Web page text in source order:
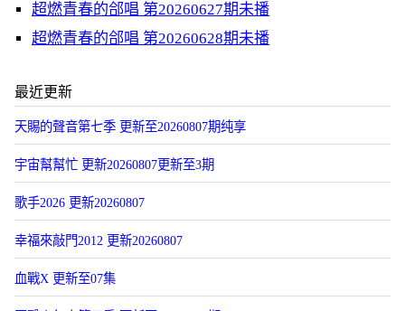
超燃青春的郃唱 第20260627期未播
超燃青春的郃唱 第20260628期未播
最近更新
天賜的聲音第七季 更新至20260807期纯享
宇宙幫幫忙 更新20260807更新至3期
歌手2026 更新20260807
幸福來敲門2012 更新20260807
血戰X 更新至07集